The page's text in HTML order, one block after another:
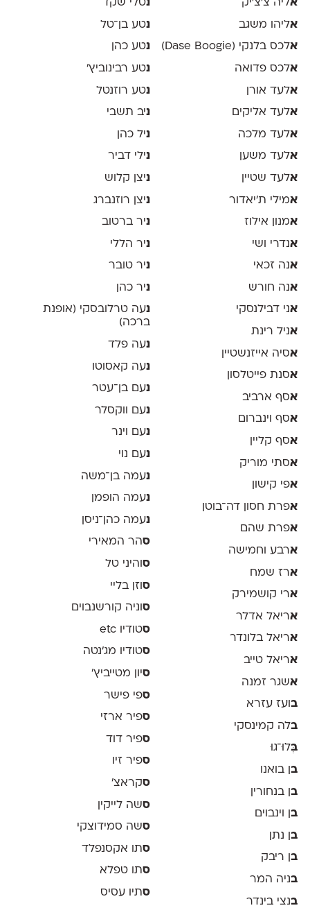
אליה צ׳צ׳יק
אליהו משגב
אלכס בלנקי (Dase Boogie)
אלכס פדואה
אלעד אורן
אלעד אליקים
אלעד מלכה
אלעד משען
אלעד שטיין
אמילי ת׳יאדור
אמנון אילוז
אנדרי ושי
אנה זכאי
אנה חורש
אני דבילנסקי
אניל רינת
אסיה אייזנשטיין
אסנת פייטלסון
אסף ארביב
אסף וינברום
אסף קליין
אסתי מוריק
אפי קישון
אפרת חסון דה־בוטן
אפרת שהם
ארבע וחמישה
ארז שמח
ארי קושמירק
אריאל אדלר
אריאל בלונדר
אריאל טייב
אשגר זמנה
בועז עזרא
בלה קמינסקי
בְּלוּ־גוּ
בן בואנו
בן בנחורין
בן וינבוים
בן נתן
בן ריבק
בניה המר
בנצי בינדר
נטלי שקד
נטע בן־טל
נטע כהן
נטע רבינוביץ׳
נטע רוזנטל
ניב תשבי
ניל כהן
נילי דביר
ניצן קלוש
ניצן רוזנברג
ניר ברטוב
ניר הללי
ניר טובר
ניר כהן
נעה טרלובסקי (אופנת
ברכה)
נעה פלד
נעה קאסוטו
נעם בן־עטר
נעם ווקסלר
נעם וינר
נעם נוי
נעמה בן־משה
נעמה הופמן
נעמה כהן־ניסן
סהר המאירי
ס והיני טל
ס וזן בליי
סוניה קורשנבוים
סטודיו etc
סטודיו מג'נטה
סיון מטייביץ׳
ספי פישר
ספיר ארזי
ספיר דוד
ספיר זיו
סקראצ׳
סשה לייקין
סשה סמידוצקי
סתו אקסנפלד
סתו טפלא
סתיו עסיס